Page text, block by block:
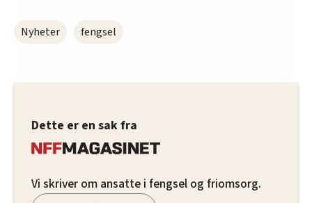
Nyheter fengsel
Dette er en sak fra
Vi skriver om ansatte i fengsel og friomsorg.